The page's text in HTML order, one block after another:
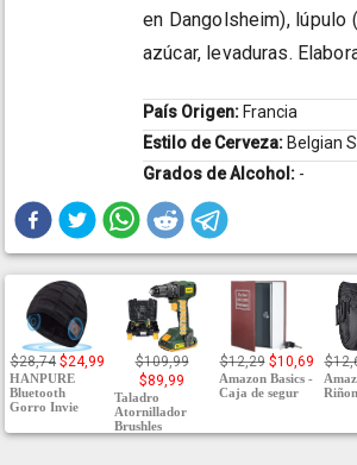
en Dangolsheim), lúpulo
azúcar, levaduras.
País Origen: Francia
Estilo de Cerveza: Belgian
Grados de Alcohol: -
$28,74 $24,99
HANPURE
Bluetooth
Gorro Invie
$109,99
$89,99
Taladro
Atornillador
Brushles
$12,29 $10,69
Amazon Basics -
Caja de segur